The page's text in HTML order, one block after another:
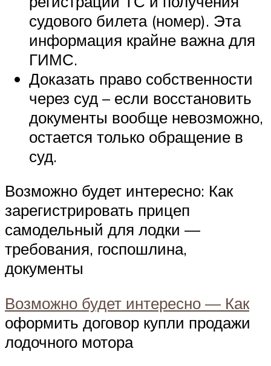
судового билета (номер). Эта
информация крайне важна для
ГИМС.
Доказать право собственности
через суд – если восстановить
документы вообще невозможно,
остается только обращение в
суд.
Возможно будет интересно: Как
зарегистрировать прицеп
самодельный для лодки —
требования, госпошлина,
документы
Возможно будет интересно — Как
оформить договор купли продажи
лодочного мотора